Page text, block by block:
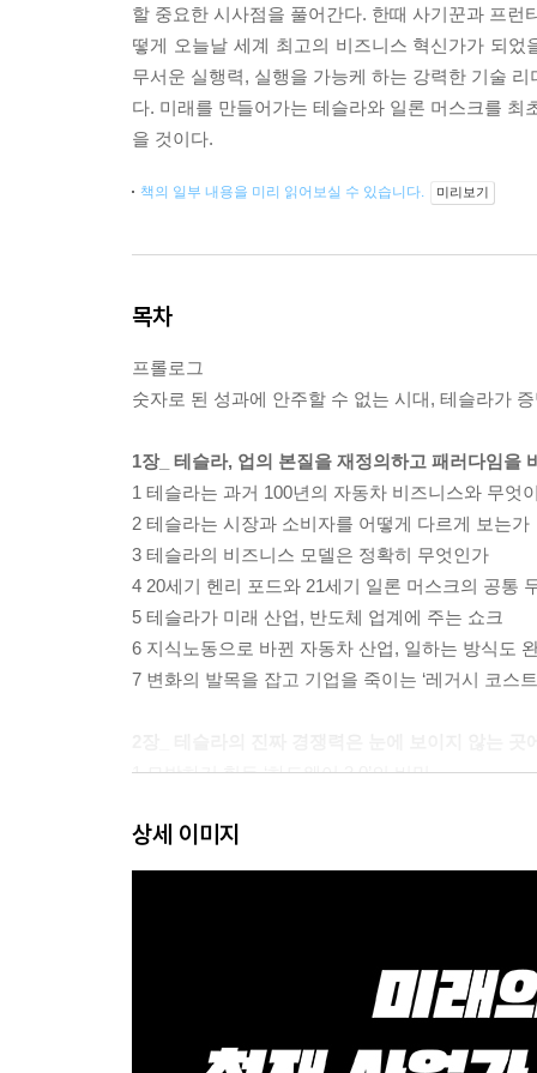
할 중요한 시사점을 풀어간다. 한때 사기꾼과 프런
떻게 오늘날 세계 최고의 비즈니스 혁신가가 되
무서운 실행력, 실행을 가능케 하는 강력한 기술
다. 미래를 만들어가는 테슬라와 일론 머스크를
을 것이다.
책의 일부 내용을 미리 읽어보실 수 있습니다. 미리보기
목차
프롤로그
숫자로 된 성과에 안주할 수 없는 시대, 테슬라가
1장_ 테슬라, 업의 본질을 재정의하고 패러다임을
1 테슬라는 과거 100년의 자동차 비즈니스와 무엇
2 테슬라는 시장과 소비자를 어떻게 다르게 보는가
3 테슬라의 비즈니스 모델은 정확히 무엇인가
4 20세기 헨리 포드와 21세기 일론 머스크의 공통
5 테슬라가 미래 산업, 반도체 업계에 주는 쇼크
6 지식노동으로 바뀐 자동차 산업, 일하는 방식도
7 변화의 발목을 잡고 기업을 죽이는 ‘레거시 코스트
1 모방하기 힘든 ‘하드웨어 3.0’의 비밀
3 테슬라 파워트레인·주행 성능의 경쟁력
4 일류 설계 능력이 결정적 차이를 만든다
1 금방 오지 않을 자율주행 시대에 왜 테슬라 기술
3 모빌아이·무빗·인텔 연합
상세 이미지